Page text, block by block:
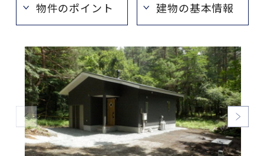
物件のポイント 建物の基本情報